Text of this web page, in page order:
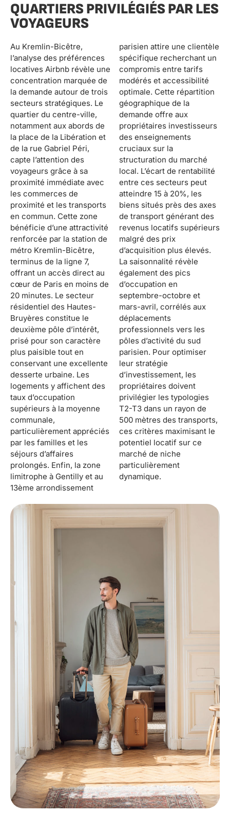
QUARTIERS PRIVILÉGIÉS PAR LES
VOYAGEURS
Au Kremlin-Bicêtre,
l’analyse des préférences
locatives Airbnb révèle une
concentration marquée de
la demande autour de trois
secteurs stratégiques. Le
quartier du centre-ville,
notamment aux abords de
la place de la Libération et
de la rue Gabriel Péri,
capte l’attention des
voyageurs grâce à sa
proximité immédiate avec
les commerces de
proximité et les transports
en commun. Cette zone
bénéficie d’une attractivité
renforcée par la station de
métro Kremlin-Bicêtre,
terminus de la ligne 7,
offrant un accès direct au
cœur de Paris en moins de
20 minutes. Le secteur
résidentiel des Hautes-
Bruyères constitue le
deuxième pôle d’intérêt,
prisé pour son caractère
plus paisible tout en
conservant une excellente
desserte urbaine. Les
logements y affichent des
taux d’occupation
supérieurs à la moyenne
communale,
particulièrement appréciés
par les familles et les
séjours d’affaires
prolongés. Enfin, la zone
limitrophe à Gentilly et au
13ème arrondissement
parisien attire une clientèle
spécifique recherchant un
compromis entre tarifs
modérés et accessibilité
optimale. Cette répartition
géographique de la
demande offre aux
propriétaires investisseurs
des enseignements
cruciaux sur la
structuration du marché
local. L’écart de rentabilité
entre ces secteurs peut
atteindre 15 à 20%, les
biens situés près des axes
de transport générant des
revenus locatifs supérieurs
malgré des prix
d’acquisition plus élevés.
La saisonnalité révèle
également des pics
d’occupation en
septembre-octobre et
mars-avril, corrélés aux
déplacements
professionnels vers les
pôles d’activité du sud
parisien. Pour optimiser
leur stratégie
d’investissement, les
propriétaires doivent
privilégier les typologies
T2-T3 dans un rayon de
500 mètres des transports,
ces critères maximisant le
potentiel locatif sur ce
marché de niche
particulièrement
dynamique.